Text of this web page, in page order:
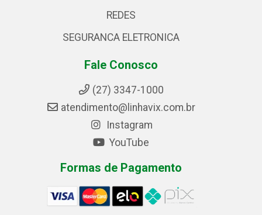
REDES
SEGURANCA ELETRONICA
Fale Conosco
(27) 3347-1000
atendimento@linhavix.com.br
Instagram
YouTube
Formas de Pagamento